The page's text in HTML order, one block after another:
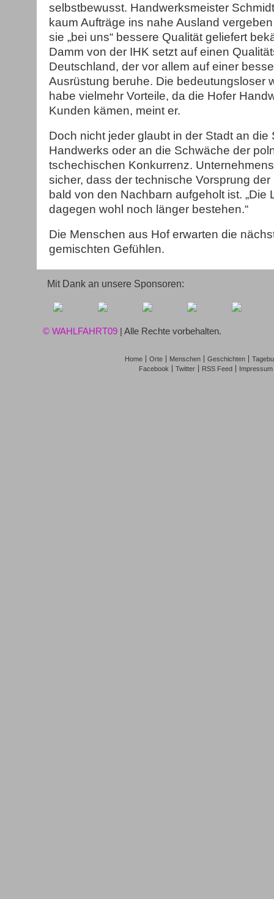
selbstbewusst. Handwerksmeister
kaum Aufträge ins nahe Ausland
sie „bei uns“ bessere Qualität geliefert
Damm von der IHK setzt auf einen
Deutschland, der vor allem auf einer
Ausrüstung beruhe. Die bedeutungsloser
habe vielmehr Vorteile, da die Hofer
Kunden kämen, meint er.
Doch nicht jeder glaubt in der Stadt an die
Handwerks oder an die Schwäche der
tschechischen Konkurrenz.
sicher, dass der technische Vorsprung
bald von den Nachbarn aufgeholt ist. „Die
dagegen wohl noch länger bestehen.“
Die Menschen aus Hof erwarten die
gemischten Gefühlen.
Mit Dank an unsere Sponsoren:
© WAHLFAHRT09 | Alle Rechte vorbehalten.
Home Orte Menschen Geschichten
Facebook
Twitter RSS Feed Impressum